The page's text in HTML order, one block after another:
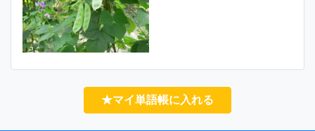
★マイ単語帳に入れる